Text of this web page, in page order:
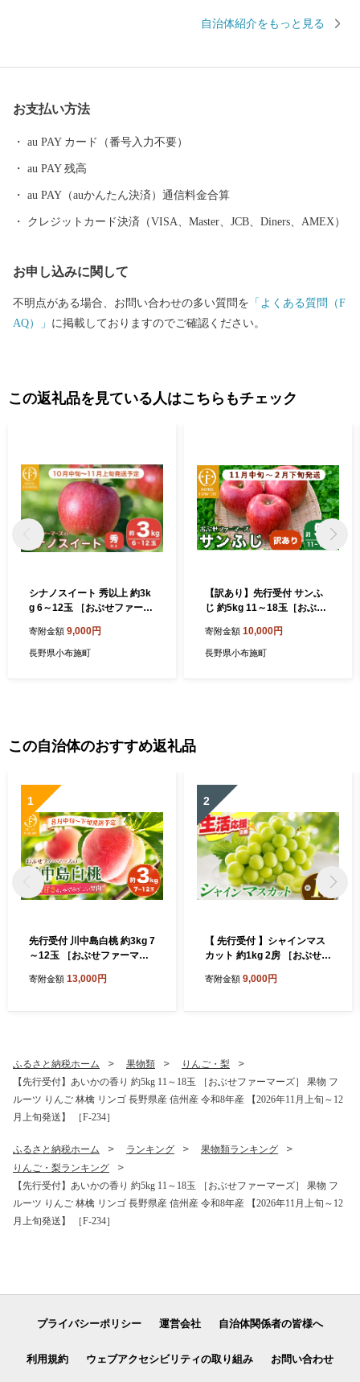
自治体紹介をもっと見る
お支払い方法
au PAY カード（番号入力不要）
au PAY 残高
au PAY（auかんたん決済）通信料金合算
クレジットカード決済（VISA、Master、JCB、Diners、AMEX）
お申し込みに関して
不明点がある場合、お問い合わせの多い質問を 「よくある質問（F
AQ）」 に掲載しておりますのでご確認ください。
この返礼品を見ている人はこちらもチェック
シナノスイート 秀以上 約3k
g 6～12玉 ［おぶせファーマ
林檎 リンゴ 長野県産 信州産
令和8年産 【2026年10月中
寄附金額 9,000円
長野県小布施町
【訳あり】先行受付 サンふ
じ 約5kg 11～18玉［おぶせ
外 家庭用 りんご 林檎 リンゴ
果物 フルーツ ふじ 長野 信州
寄附金額 10,000円
長野県小布施町
この自治体のおすすめ返礼品
1
先行受付 川中島白桃 約3kg 7
～12玉 ［おぶせファーマー
物 クール便 冷蔵便 長野県産
寄附金額 13,000円
2
【 先行受付 】シャインマス
カット 約1kg 2房 ［おぶせフ
ぶどう 葡萄 数量限定 先行予
寄附金額 9,000円
ふるさと納税ホーム 果物類
りんご・梨
【先行受付】あいかの香り 約5kg 11～18玉 ［おぶせファーマーズ］ 果物 フ
ルーツ りんご 林檎 リンゴ 長野県産 信州産 令和8年産 【2026年11月上旬～12
月上旬発送】 ［F-234］
ふるさと納税ホーム ランキング
果物類ランキング
りんご・梨ランキング
【先行受付】あいかの香り 約5kg 11～18玉 ［おぶせファーマーズ］ 果物 フ
ルーツ りんご 林檎 リンゴ 長野県産 信州産 令和8年産 【2026年11月上旬～12
月上旬発送】 ［F-234］
プライバシーポリシー 運営会社 自治体関係者の皆様へ
利用規約 ウェブアクセシビリティの取り組み お問い合わせ